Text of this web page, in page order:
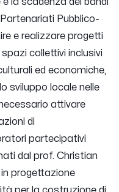
la scadenza dei bandi
Pubblico-
e realizzare progetti
collettivi inclusivi
ed economiche,
sviluppo locale nelle
attivare
di
partecipativi
dal prof. Christian
progettazione